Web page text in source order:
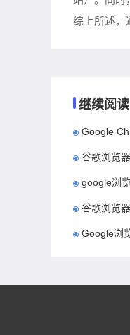
综上所述，
继续阅读
Google
谷歌浏览
google浏
谷歌浏览
Google浏